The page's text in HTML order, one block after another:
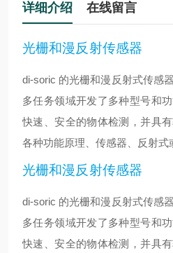
详细介绍 在线留言
光栅和漫反射传感器
di-soric 的光栅和漫反射式传感
多任务领域开发了多种型号和
快速、安全的物体检测，并具
各种功能原理、传感器、反射式
光栅和漫反射传感器
di-soric 的光栅和漫反射式传感
多任务领域开发了多种型号和
快速、安全的物体检测，并具